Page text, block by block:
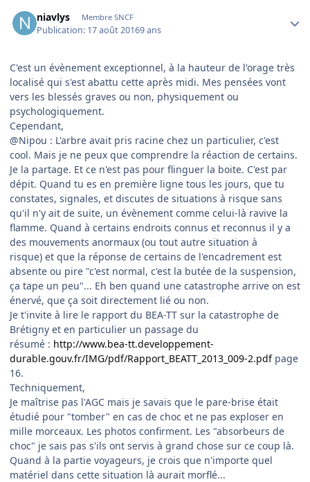
niavlys Membre SNCF
Publication: 17 août 20169 ans
C'est un évènement exceptionnel, à la hauteur de l'orage très
localisé qui s'est abattu cette après midi. Mes pensées vont
vers les blessés graves ou non, physiquement ou
psychologiquement.
Cependant,
@Nipou : L'arbre avait pris racine chez un particulier, c'est
cool. Mais je ne peux que comprendre la réaction de certains.
Je la partage. Et ce n'est pas pour flinguer la boite. C'est par
dépit. Quand tu es en première ligne tous les jours, que tu
constates, signales, et discutes de situations à risque sans
qu'il n'y ait de suite, un évènement comme celui-là ravive la
flamme. Quand à certains endroits connus et reconnus il y a
des mouvements anormaux (ou tout autre situation à
risque) et que la réponse de certains de l'encadrement est
absente ou pire "c'est normal, c'est la butée de la suspension,
ça tape un peu"... Eh ben quand une catastrophe arrive on est
énervé, que ça soit directement lié ou non.
Je t'invite à lire le rapport du BEA-TT sur la catastrophe de
Brétigny et en particulier un passage du
résumé : http://www.bea-tt.developpement-
durable.gouv.fr/IMG/pdf/Rapport_BEATT_2013_009-2.pdfpage
16.
Techniquement,
Je maîtrise pas l'AGC mais je savais que le pare-brise était
étudié pour "tomber" en cas de choc et ne pas exploser en
mille morceaux. Les photos confirment. Les "absorbeurs de
choc" je sais pas s'ils ont servis à grand chose sur ce coup là.
Quand à la partie voyageurs, je crois que n'importe quel
matériel dans cette situation là aurait morflé...